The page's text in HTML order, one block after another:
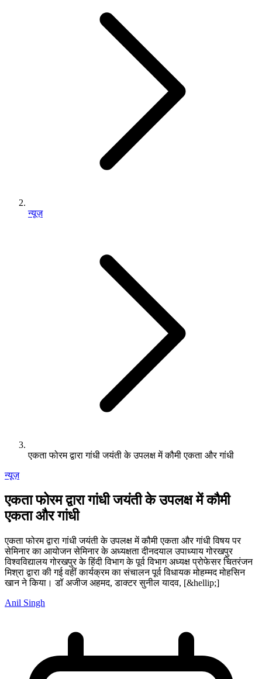
न्यूज़
एकता फोरम द्वारा गांधी जयंती के उपलक्ष में कौमी एकता और गांधी
न्यूज़
एकता फोरम द्वारा गांधी जयंती के उपलक्ष में कौमी
एकता और गांधी
एकता फोरम द्वारा गांधी जयंती के उपलक्ष में कौमी एकता और गांधी विषय पर
सेमिनार का आयोजन सेमिनार के अध्यक्षता दीनदयाल उपाध्याय गोरखपुर
विश्वविद्यालय गोरखपुर के हिंदी विभाग के पूर्व विभाग अध्यक्ष प्रोफेसर चितरंजन
मिश्रा द्वारा की गई वहीं कार्यक्रम का संचालन पूर्व विधायक मोहम्मद मोहसिन
खान ने किया। डॉ अजीज अहमद, डाक्टर सुनील यादव, [&hellip;]
Anil Singh